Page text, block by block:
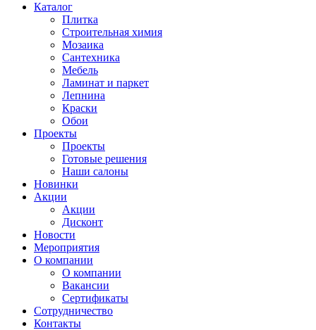
Каталог
Плитка
Строительная химия
Мозаика
Сантехника
Мебель
Ламинат и паркет
Лепнина
Краски
Обои
Проекты
Проекты
Готовые решения
Наши салоны
Новинки
Акции
Акции
Дисконт
Новости
Мероприятия
О компании
О компании
Вакансии
Сертификаты
Сотрудничество
Контакты